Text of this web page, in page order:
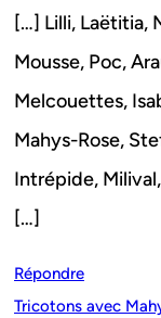
[…] Lilli, Laëtitia,
Mousse, Poc,
Melcouettes,
Mahys-Rose,
Intrépide,
[…]
Répondre
Tricotons avec